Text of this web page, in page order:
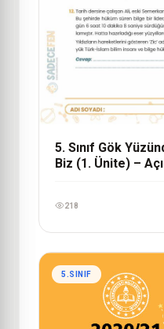
5. Sınıf Gök
Biz (1. Ünite) –
218
5.SINIF